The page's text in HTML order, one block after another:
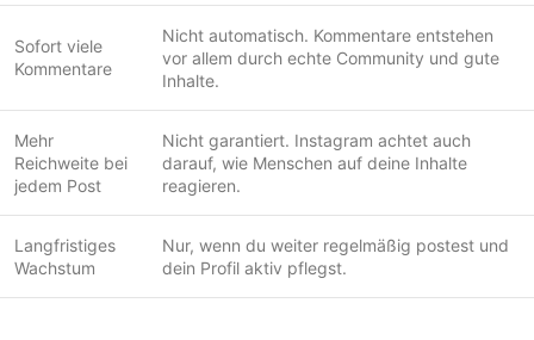
Sofort viele
Kommentare
Nicht automatisch. Kommentare entstehen
vor allem durch echte Community und gute
Inhalte.
Mehr
Reichweite bei
jedem Post
Nicht garantiert. Instagram achtet auch
darauf, wie Menschen auf deine Inhalte
reagieren.
Langfristiges
Wachstum
Nur, wenn du weiter regelmäßig postest und
dein Profil aktiv pflegst.